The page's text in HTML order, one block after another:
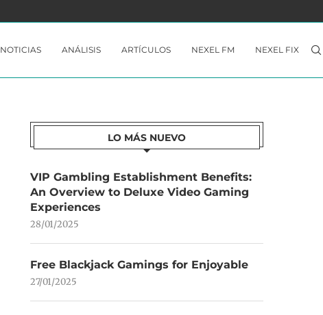
NOTICIAS ANÁLISIS ARTÍCULOS NEXEL FM NEXEL FIX
LO MÁS NUEVO
VIP Gambling Establishment Benefits:
An Overview to Deluxe Video Gaming
Experiences
28/01/2025
Free Blackjack Gamings for Enjoyable
27/01/2025